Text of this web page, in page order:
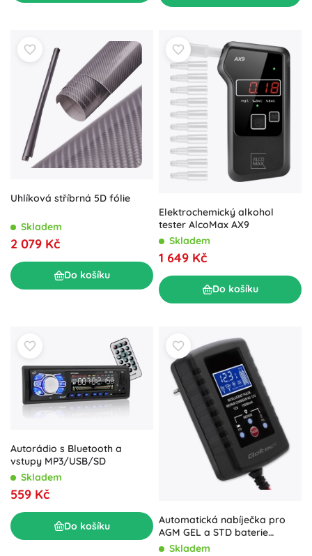
Uhlíková stříbrná 5D fólie
Skladem
2 079 Kč
Do košíku
Elektrochemický alkohol
tester AlcoMax AX9
Skladem
1 649 Kč
Do košíku
Autorádio s Bluetooth a
vstupy MP3/USB/SD
Skladem
559 Kč
Do košíku
Automatická nabíječka pro
AGM GEL a STD baterie
6V/12V s LED displejem
Skladem